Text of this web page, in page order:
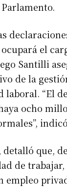
el
Santilli
de la
“El
ocho
detalló que,
de trabajar,
empleo